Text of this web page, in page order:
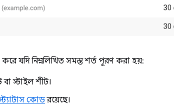
যদি নিম্নলিখিত সমস্ত শর্ত পূরণ করা হয়:
স্টাইল শীট।
কোডরয়েছে।